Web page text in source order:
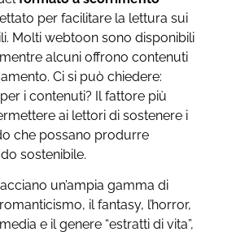
per facilitare la lettura sui
Molti webtoon sono disponibili
alcuni offrono contenuti
Ci si può chiedere:
i contenuti? Il fattore più
ai lettori di sostenere i
che possano produrre
sostenibile.
un’ampia gamma di
il fantasy, l’horror,
e il genere “estratti di vita”,